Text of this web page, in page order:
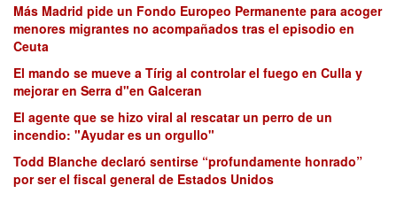
Más Madrid pide un Fondo Europeo Permanente para acoger
menores migrantes no acompañados tras el episodio en
Ceuta
El mando se mueve a Tírig al controlar el fuego en Culla y
mejorar en Serra d"en Galceran
El agente que se hizo viral al rescatar un perro de un
incendio: "Ayudar es un orgullo"
Todd Blanche declaró sentirse “profundamente honrado”
por ser el fiscal general de Estados Unidos